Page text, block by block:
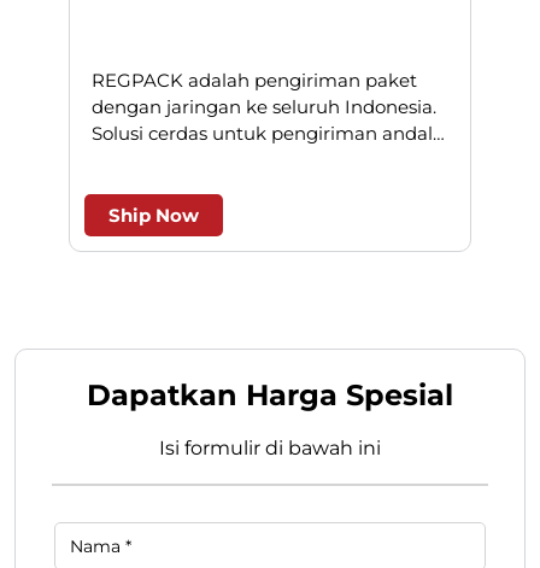
REGPACK adalah pengiriman paket
dengan jaringan ke seluruh Indonesia.
Solusi cerdas untuk pengiriman andal
Ship Now
Dapatkan Harga Spesial
Isi formulir di bawah ini